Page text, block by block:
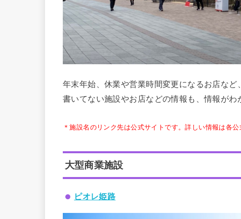
年末年始、休業や営業時間変更になるお店など
書いてない施設やお店などの情報も、情報がわ
＊施設名のリンク先は公式サイトです。詳しい情報は各公
大型商業施設
ピオレ姫路